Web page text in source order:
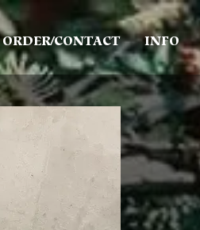
ORDER/CONTACT INFO